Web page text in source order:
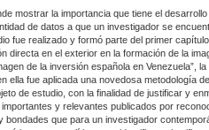
mostrar la importancia que tiene el
de datos a que un investigador se
fue realizado y formó parte del primer
directa en el exterior en la formación de la
de la inversión española en Venezuela”,
ella fue aplicada una novedosa metodología
de estudio, con la finalidad de justificar y
y relevantes publicados por
bondades que para un investigador